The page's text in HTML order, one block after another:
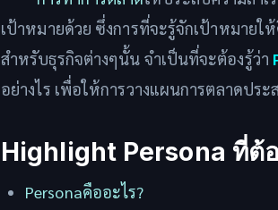
เป้าหมายด้วย ซึ่งการที่จะรู้จักเป้าหมายใ
สำหรับธุรกิจต่างๆนั้น จำเป็นที่จะต้องรู้ว่า
อย่างไร เพื่อให้การวางแผนการตลาดปร
Highlight Persona ที่ต้
Personaคืออะไร?